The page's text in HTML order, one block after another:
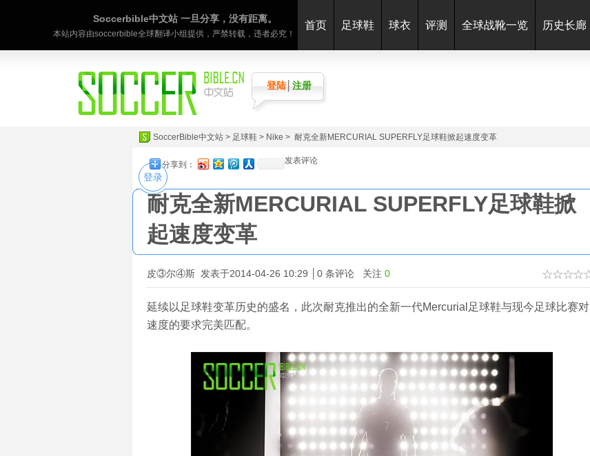
Soccerbible中文站 一旦分享，没有距离。
本站内容由soccerbible全球翻译小组提供，严禁转载，违者必究！
首页 足球鞋 球衣 评测 全球战靴一览 历史长廊
登陆│ 注册
SoccerBible中文站 > 足球鞋 > Nike > 耐克全新MERCURIAL SUPERFLY足球鞋掀起速度变革
分享到： 发表评论
耐克全新MERCURIAL SUPERFLY足球鞋掀
起速度变革
皮③尔④斯 发表于2014-04-26 10:29 │ 0 条评论 关注 0
延续以足球鞋变革历史的盛名，此次耐克推出的全新一代Mercurial足球鞋与现今足球比赛对
速度的要求完美匹配。
登录